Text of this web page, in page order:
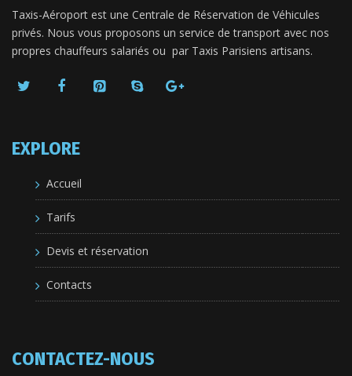
Taxis-Aéroport est une Centrale de Réservation de Véhicules
privés. Nous vous proposons un service de transport avec nos
propres chauffeurs salariés ou par Taxis Parisiens artisans.
EXPLORE
Accueil
Tarifs
Devis et réservation
Contacts
CONTACTEZ-NOUS